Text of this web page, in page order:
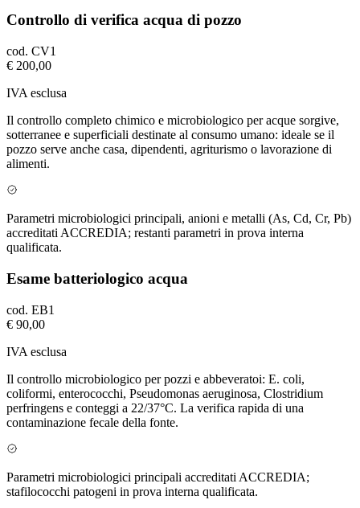
Controllo di verifica acqua di pozzo
cod. CV1
€ 200,00
IVA esclusa
Il controllo completo chimico e microbiologico per acque sorgive,
sotterranee e superficiali destinate al consumo umano: ideale se il
pozzo serve anche casa, dipendenti, agriturismo o lavorazione di
alimenti.
Parametri microbiologici principali, anioni e metalli (As, Cd, Cr, Pb)
accreditati ACCREDIA; restanti parametri in prova interna
qualificata.
Esame batteriologico acqua
cod. EB1
€ 90,00
IVA esclusa
Il controllo microbiologico per pozzi e abbeveratoi: E. coli,
coliformi, enterococchi, Pseudomonas aeruginosa, Clostridium
perfringens e conteggi a 22/37°C. La verifica rapida di una
contaminazione fecale della fonte.
Parametri microbiologici principali accreditati ACCREDIA;
stafilococchi patogeni in prova interna qualificata.